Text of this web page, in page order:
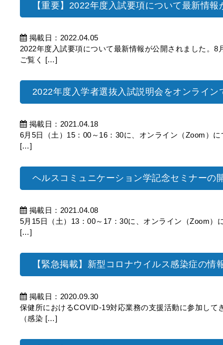
【重要】2022年度入試要項について最新情
掲載日：2022.04.05
2022年度入試要項について最新情報が公開されました。
ご覧く […]
2022年度入学者選抜入試説明会をオンライン
掲載日：2021.04.18
6月5日（土）15：00～16：30に、オンライン（Zoom）
[…]
ヘルスコミュニケーション学記念セミナーの
掲載日：2021.04.08
5月15日（土）13：00～17：30に、オンライン（Zoom）
[…]
【緊急掲載】新型コロナウイルス感染症の情
掲載日：2020.09.30
保健所におけるCOVID-19対応業務の支援活動に参加して
（感染 […]